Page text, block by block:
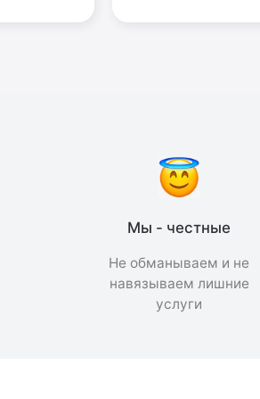
Мы - честные
Не обманываем и не
навязываем лишние
услуги